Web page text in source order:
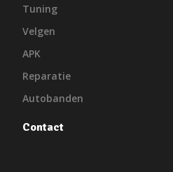
Tuning
Velgen
APK
Reparatie
Autobanden
Contact